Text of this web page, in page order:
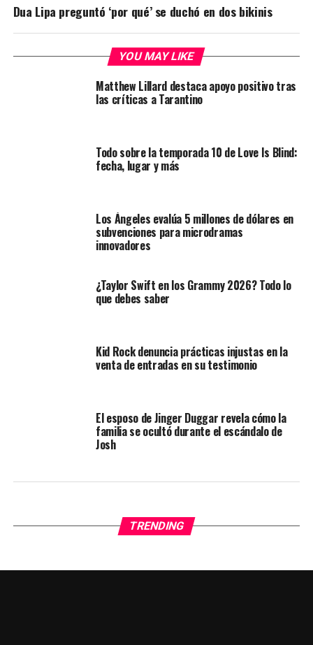
Dua Lipa preguntó ‘por qué’ se duchó en dos bikinis
YOU MAY LIKE
Matthew Lillard destaca apoyo positivo tras
las críticas a Tarantino
Todo sobre la temporada 10 de Love Is Blind:
fecha, lugar y más
Los Ángeles evalúa 5 millones de dólares en
subvenciones para microdramas
innovadores
¿Taylor Swift en los Grammy 2026? Todo lo
que debes saber
Kid Rock denuncia prácticas injustas en la
venta de entradas en su testimonio
El esposo de Jinger Duggar revela cómo la
familia se ocultó durante el escándalo de
Josh
TRENDING